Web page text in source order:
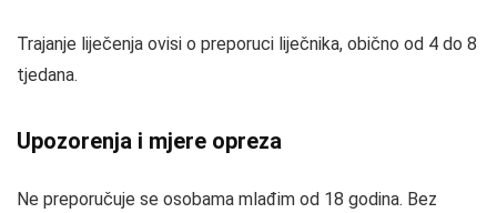
Trajanje liječenja ovisi o preporuci liječnika, obično od 4 do 8
tjedana.
Upozorenja i mjere opreza
Ne preporučuje se osobama mlađim od 18 godina. Bez